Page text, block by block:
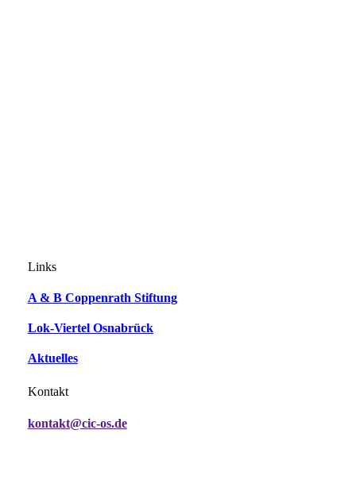
Links
A & B Coppenrath Stiftung
Lok-Viertel Osnabrück
Aktuelles
Kontakt
kontakt@cic-os.de